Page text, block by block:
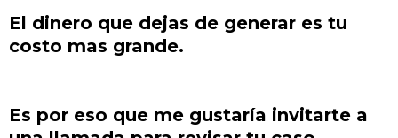
El dinero que dejas de generar es tu
costo mas grande.
Es por eso que me gustaría invitarte a